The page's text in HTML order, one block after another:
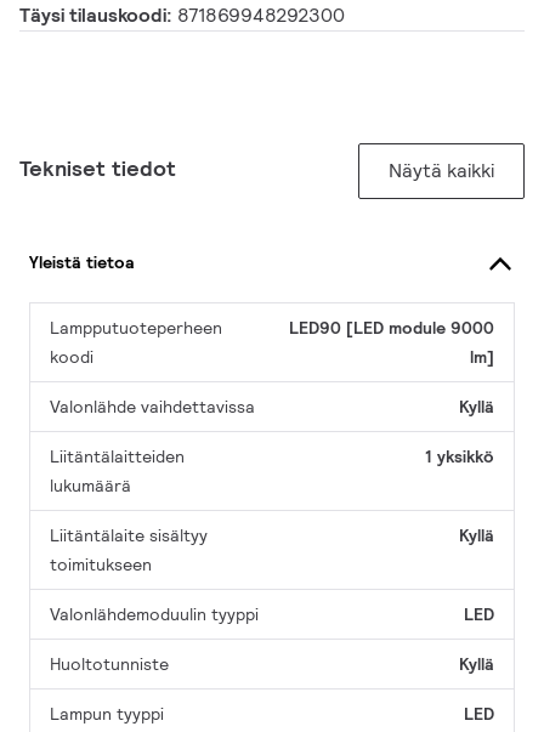
Täysi tilauskoodi: 871869948292300
Tekniset tiedot Näytä kaikki
Yleistä tietoa
Lampputuoteperheen
koodi
LED90 [LED module 9000
lm]
Valonlähde vaihdettavissa Kyllä
Liitäntälaitteiden
lukumäärä
1 yksikkö
Liitäntälaite sisältyy
toimitukseen
Kyllä
Valonlähdemoduulin tyyppi LED
Huoltotunniste Kyllä
Lampun tyyppi LED